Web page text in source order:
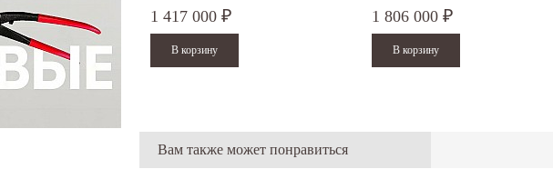
1 417 000 ₽ 1 806 000 ₽
Вам также может понравиться